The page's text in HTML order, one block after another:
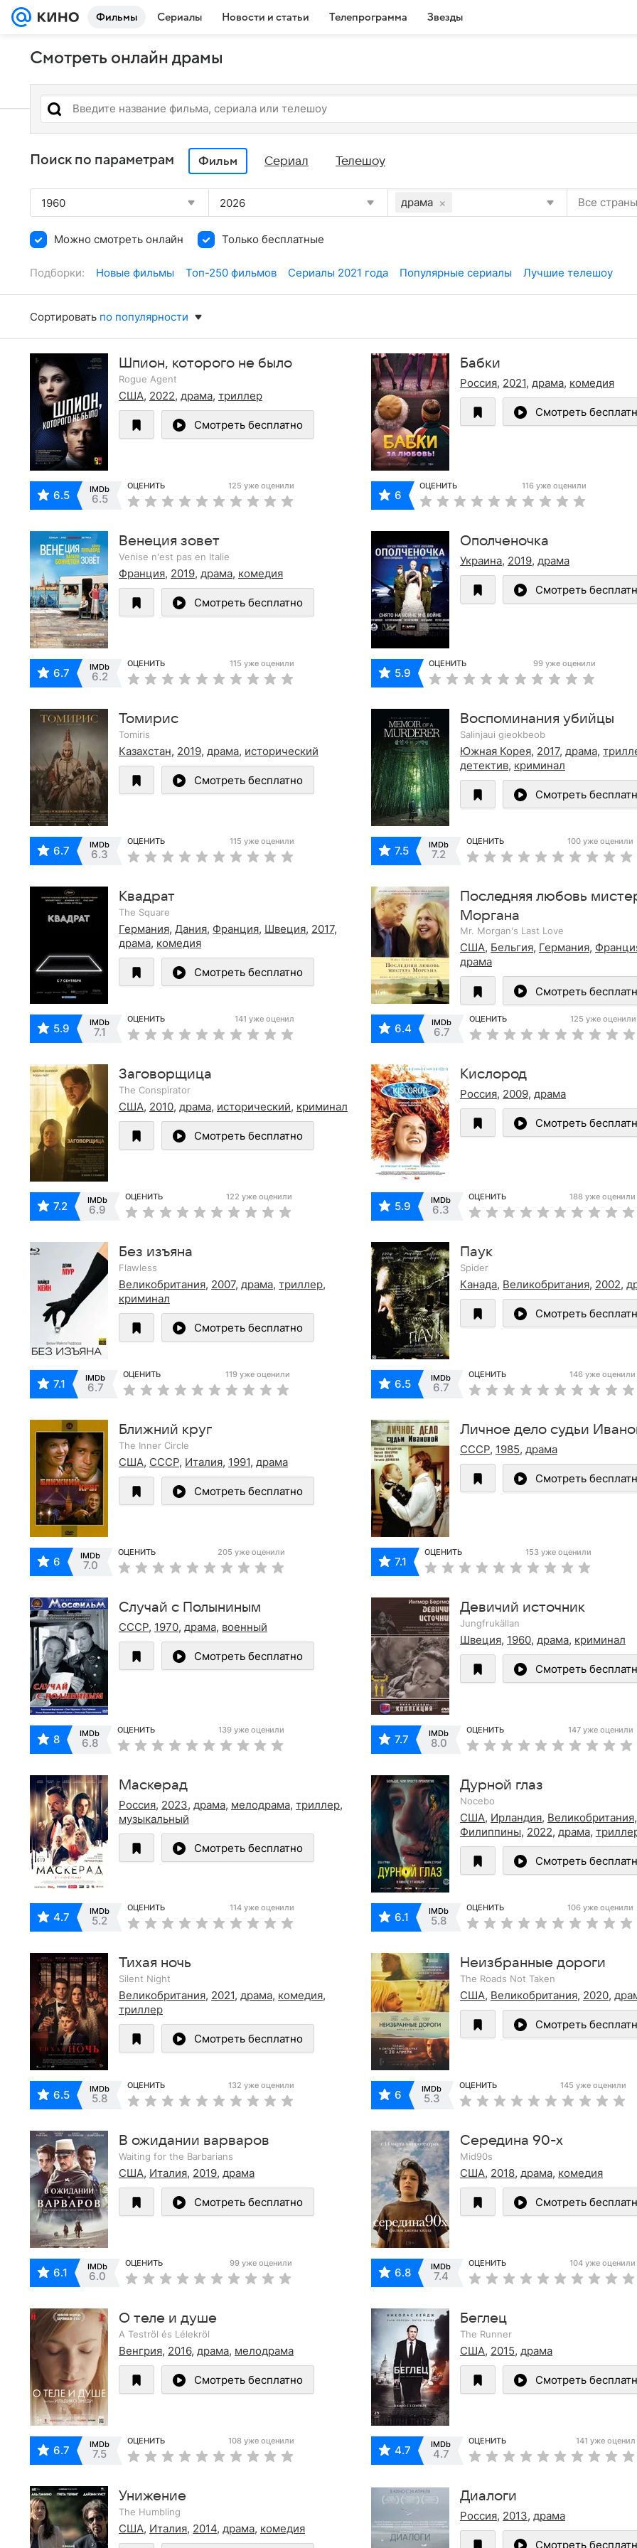
Фильмы Сериалы Новости и статьи Телепрограмма Звезды
Смотреть онлайн драмы
Поиск по параметрам Фильм Сериал Телешоу
1960 2026 ×
драма
Можно смотреть онлайн Только бесплатные
Подборки: Новые фильмы Топ-250 фильмов Сериалы 2021 года Популярные сериалы Лучшие телешоу
Сортировать по популярности
Шпион, которого не было
Rogue Agent
США, 2022, драма, триллер
Смотреть бесплатно
6.5 IMDb
6.5
ОЦЕНИТЬ 125 уже оценили
Бабки
Россия, 2021, драма, комедия
Смотреть
6
ОЦЕНИТЬ 116 уже оценили
Венеция зовет
Venise n'est pas en Italie
Франция, 2019, драма, комедия
Смотреть бесплатно
6.7 IMDb
6.2
ОЦЕНИТЬ 115 уже оценили
Ополченочка
Украина, 2019, драма
Смотреть
5.9
ОЦЕНИТЬ 99 уже оценили
Томирис
Tomiris
Казахстан, 2019, драма, исторический
Смотреть бесплатно
6.7 IMDb
6.3
ОЦЕНИТЬ 115 уже оценили
Воспоминания убийцы
Salinjaui gieokbeob
Южная Корея, 2017, драма,
детектив, криминал
Смотреть
7.5 IMDb
7.2
ОЦЕНИТЬ 100 уже оценили
Квадрат
The Square
Германия, Дания, Франция, Швеция, 2017,
драма, комедия
Смотреть бесплатно
5.9 IMDb
7.1
ОЦЕНИТЬ 141 уже оценил
Последняя любовь
Моргана
Mr. Morgan's Last Love
США, Бельгия, Германия,
драма
Смотреть
6.4 IMDb
6.7
ОЦЕНИТЬ 125 уже оценили
Заговорщица
The Conspirator
США, 2010, драма, исторический, криминал
Смотреть бесплатно
7.2 IMDb
6.9
ОЦЕНИТЬ 122 уже оценили
Кислород
Россия, 2009, драма
Смотреть
5.9 IMDb
6.3
ОЦЕНИТЬ 188 уже оценили
Без изъяна
Flawless
Великобритания, 2007, драма, триллер,
криминал
Смотреть бесплатно
7.1 IMDb
6.7
ОЦЕНИТЬ 119 уже оценили
Паук
Spider
Канада, Великобритания, 2002,
Смотреть
6.5 IMDb
6.7
ОЦЕНИТЬ 146 уже оценили
Ближний круг
The Inner Circle
США, СССР, Италия, 1991, драма
Смотреть бесплатно
6 IMDb
7.0
ОЦЕНИТЬ 205 уже оценили
Личное дело судьи
СССР, 1985, драма
Смотреть
7.1
ОЦЕНИТЬ 153 уже оценили
Случай с Полыниным
СССР, 1970, драма, военный
Смотреть бесплатно
8 IMDb
6.8
ОЦЕНИТЬ 139 уже оценили
Девичий источник
Jungfrukällan
Швеция, 1960, драма, криминал
Смотреть
7.7 IMDb
8.0
ОЦЕНИТЬ 147 уже оценили
Маскерад
Россия, 2023, драма, мелодрама, триллер,
музыкальный
Смотреть бесплатно
4.7 IMDb
5.2
ОЦЕНИТЬ 114 уже оценили
Дурной глаз
Nocebo
США, Ирландия, Великобритания,
Филиппины, 2022, драма,
Смотреть
6.1 IMDb
5.8
ОЦЕНИТЬ 106 уже оценили
Тихая ночь
Silent Night
Великобритания, 2021, драма, комедия,
триллер
Смотреть бесплатно
6.5 IMDb
5.8
ОЦЕНИТЬ 132 уже оценили
Неизбранные дороги
The Roads Not Taken
США, Великобритания, 2020,
Смотреть
6 IMDb
5.3
ОЦЕНИТЬ 145 уже оценили
В ожидании варваров
Waiting for the Barbarians
США, Италия, 2019, драма
Смотреть бесплатно
6.1 IMDb
6.0
ОЦЕНИТЬ 99 уже оценили
Середина 90-х
Mid90s
США, 2018, драма, комедия
Смотреть
6.8 IMDb
7.4
ОЦЕНИТЬ 104 уже оценили
О теле и душе
A Teströl és Lélekröl
Венгрия, 2016, драма, мелодрама
Смотреть бесплатно
6.7 IMDb
7.5
ОЦЕНИТЬ 108 уже оценили
Беглец
The Runner
США, 2015, драма
Смотреть
4.7 IMDb
4.7
ОЦЕНИТЬ 141 уже оценил
Унижение
The Humbling
США, Италия, 2014, драма, комедия
Диалоги
Россия, 2013, драма
Смотреть